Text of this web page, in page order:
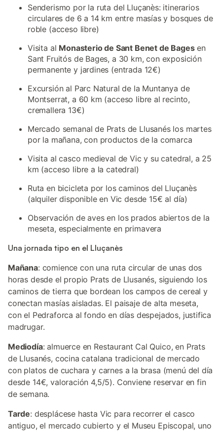
Senderismo por la ruta del Lluçanès: itinerarios
circulares de 6 a 14 km entre masías y bosques de
roble (acceso libre)
Visita al Monasterio de Sant Benet de Bagesen
Sant Fruitós de Bages, a 30 km, con exposición
permanente y jardines (entrada 12€)
Excursión al Parc Natural de la Muntanya de
Montserrat, a 60 km (acceso libre al recinto,
cremallera 13€)
Mercado semanal de Prats de Llusanés los martes
por la mañana, con productos de la comarca
Visita al casco medieval de Vic y su catedral, a 25
km (acceso libre a la catedral)
Ruta en bicicleta por los caminos del Lluçanès
(alquiler disponible en Vic desde 15€ al día)
Observación de aves en los prados abiertos de la
meseta, especialmente en primavera
Una jornada tipo en el Lluçanès
Mañana: comience con una ruta circular de unas dos
horas desde el propio Prats de Llusanés, siguiendo los
caminos de tierra que bordean los campos de cereal y
conectan masías aisladas. El paisaje de alta meseta,
con el Pedraforca al fondo en días despejados, justifica
madrugar.
Mediodía: almuerce en Restaurant Cal Quico, en Prats
de Llusanés, cocina catalana tradicional de mercado
con platos de cuchara y carnes a la brasa (menú del día
desde 14€, valoración 4,5/5). Conviene reservar en fin
de semana.
Tarde: desplácese hasta Vic para recorrer el casco
antiguo, el mercado cubierto y el Museu Episcopal, uno